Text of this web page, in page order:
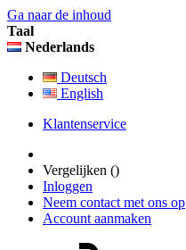
Ga naar de inhoud
Taal
Nederlands
Deutsch
English
Klantenservice
Vergelijken ()
Inloggen
Neem contact met ons op
Account aanmaken